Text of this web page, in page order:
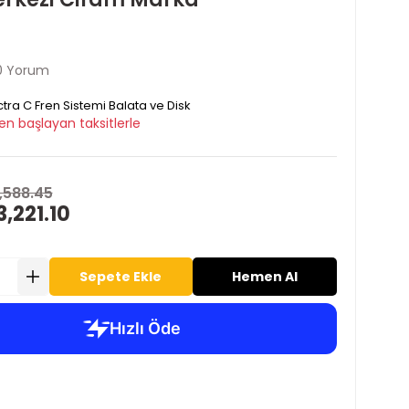
Yorum
C Fren Sistemi Balata ve Disk
başlayan taksitlerle
Sepete Ekle Hemen Al